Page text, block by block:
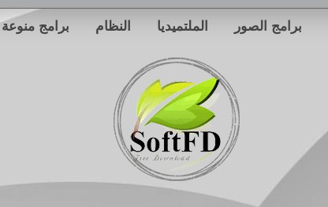
برامج الصور الملتميديا النظام
برامج منوعة